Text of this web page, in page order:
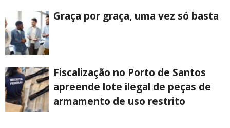
Graça por graça, uma vez só basta
Fiscalização no Porto de Santos
apreende lote ilegal de peças de
armamento de uso restrito